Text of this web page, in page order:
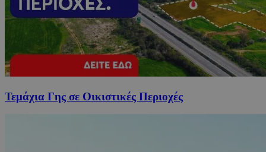
Τεμάχια Γης σε Οικιστικές Περιοχές